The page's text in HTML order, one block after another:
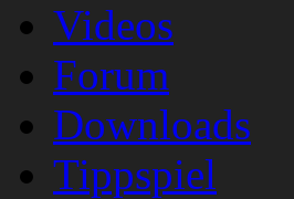
Videos
Forum
Downloads
Tippspiel